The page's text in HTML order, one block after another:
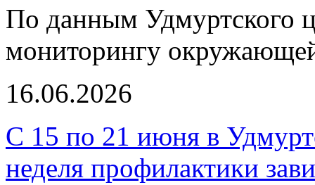
По данным Удмуртского
мониторингу
16.06.2026
С 15 по 21 июня в
неделя профилактики